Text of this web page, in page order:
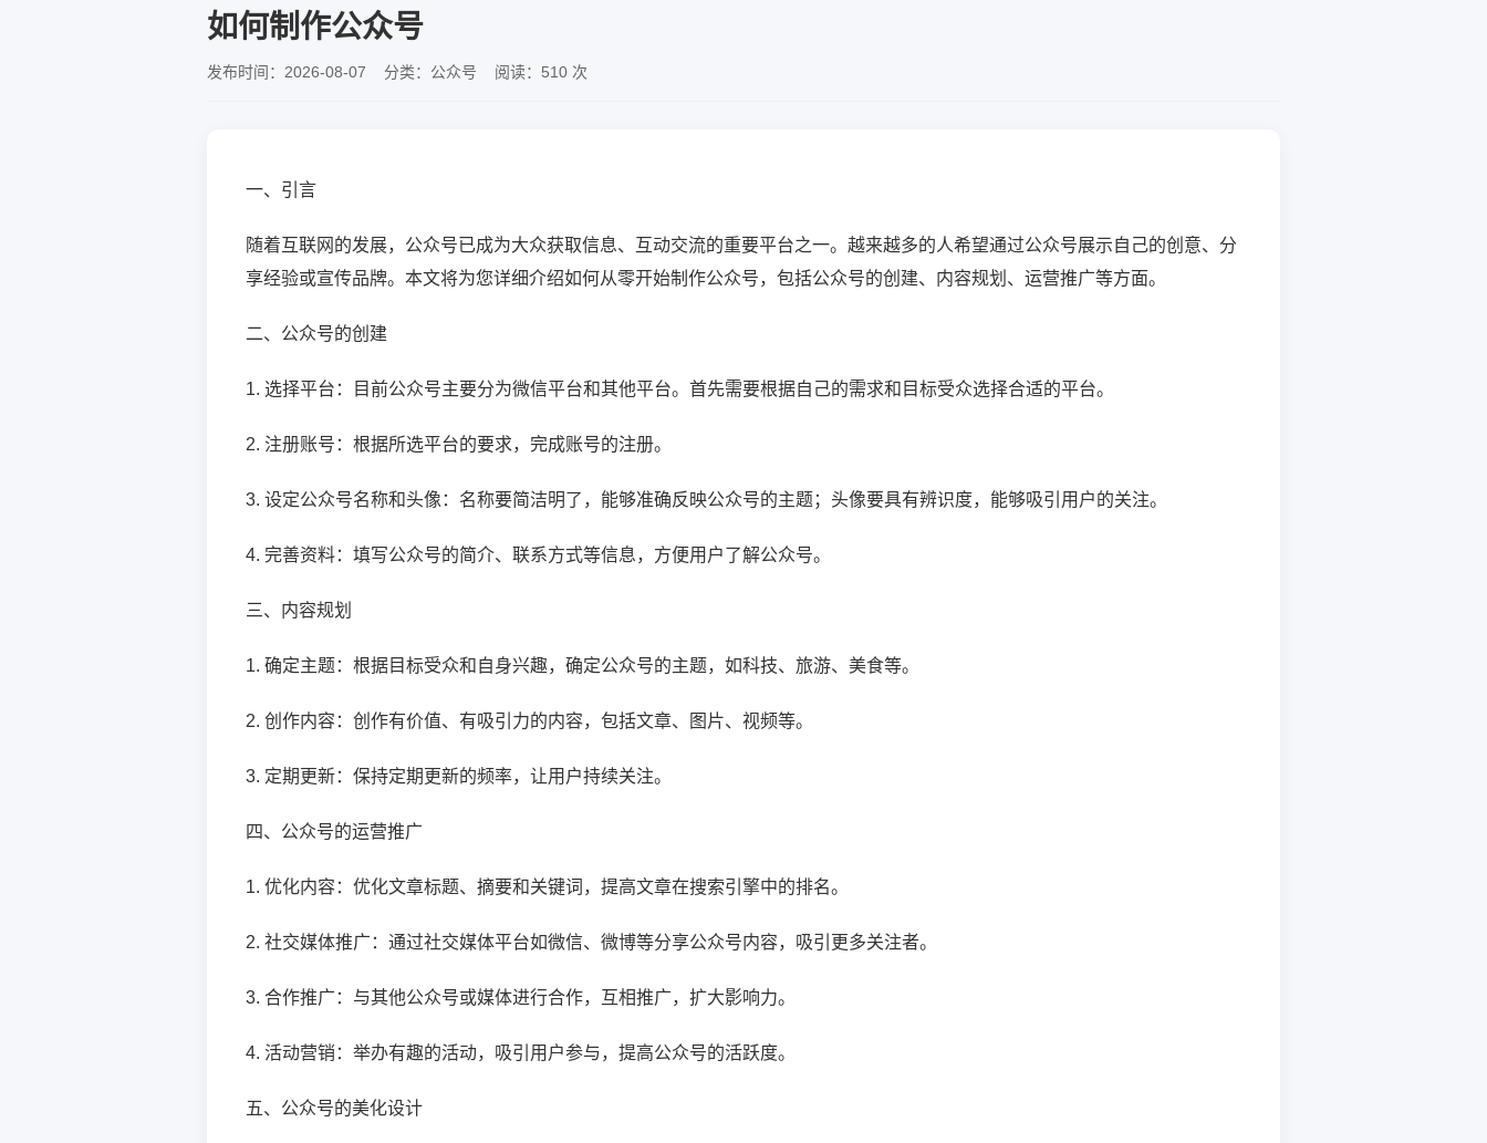
如何制作公众号
发布时间：2026-08-07 分类：公众号 阅读：510 次
一、引言
随着互联网的发展，公众号已成为大众获取信息、互动交流的重要平台之一。越来越多的人希望通过公众号展示自己的创意、分
享经验或宣传品牌。本文将为您详细介绍如何从零开始制作公众号，包括公众号的创建、内容规划、运营推广等方面。
二、公众号的创建
1. 选择平台：目前公众号主要分为微信平台和其他平台。首先需要根据自己的需求和目标受众选择合适的平台。
2. 注册账号：根据所选平台的要求，完成账号的注册。
3. 设定公众号名称和头像：名称要简洁明了，能够准确反映公众号的主题；头像要具有辨识度，能够吸引用户的关注。
4. 完善资料：填写公众号的简介、联系方式等信息，方便用户了解公众号。
三、内容规划
1. 确定主题：根据目标受众和自身兴趣，确定公众号的主题，如科技、旅游、美食等。
2. 创作内容：创作有价值、有吸引力的内容，包括文章、图片、视频等。
3. 定期更新：保持定期更新的频率，让用户持续关注。
四、公众号的运营推广
1. 优化内容：优化文章标题、摘要和关键词，提高文章在搜索引擎中的排名。
2. 社交媒体推广：通过社交媒体平台如微信、微博等分享公众号内容，吸引更多关注者。
3. 合作推广：与其他公众号或媒体进行合作，互相推广，扩大影响力。
4. 活动营销：举办有趣的活动，吸引用户参与，提高公众号的活跃度。
五、公众号的美化设计